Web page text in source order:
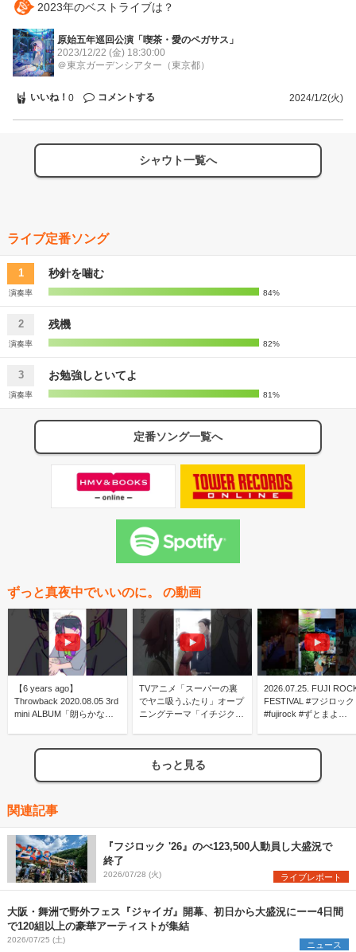
2023年のベストライブは？
原始五年巡回公演「喫茶・愛のペガサス」
2023/12/22 (金) 18:30:00
＠東京ガーデンシアター （東京都）
いいね！ 0 コメントする 2024/1/2(火)
シャウト一覧へ
ライブ定番ソング
1 秒針を噛む
演奏率 84%
2 残機
演奏率 82%
3 お勉強しといてよ
演奏率 81%
定番ソング一覧へ
ずっと真夜中でいいのに。 の動画
【6 years ago】
Throwback 2020.08.05 3rd
mini ALBUM「朗らかな皮
真夜中
TVアニメ「スーパーの裏
でヤニ吸うふたり」オープ
ニングテーマ「イチジク
#ZUTOMAYO #FigSmoke
#즈토마요 #真夜中
2026.07.25. FUJI
FESTIVAL #フジロック
#fujirock #ずとまよ
もっと見る
関連記事
『フジロック '26』のべ123,500人動員し大盛況で
終了
2026/07/28 (火) ライブレポート
大阪・舞洲で野外フェス『ジャイガ』開幕、初日から大盛況にーー4日間
で120組以上の豪華アーティストが集結
2026/07/25 (土) ニュース